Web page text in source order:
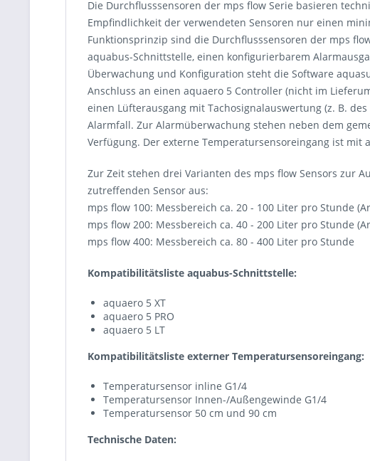
Die Durchflusssensoren der mps flow Serie basieren
Empfindlichkeit der verwendeten Sensoren nur einen
Funktionsprinzip sind die Durchflusssensoren der mps
aquabus-Schnittstelle, einen konfigurierbarem
Überwachung und Konfiguration steht die Software
Anschluss an einen aquaero 5 Controller (nicht im
einen Lüfterausgang mit Tachosignalauswertung (z. B.
Alarmfall. Zur Alarmüberwachung stehen neben dem
Verfügung. Der externe Temperatursensoreingang ist
Zur Zeit stehen drei Varianten des mps flow Sensors zur
zutreffenden Sensor aus:
mps flow 100: Messbereich ca. 20 - 100 Liter pro Stunde
mps flow 200: Messbereich ca. 40 - 200 Liter pro Stunde
mps flow 400: Messbereich ca. 80 - 400 Liter pro Stunde
Kompatibilitätsliste aquabus-Schnittstelle:
aquaero 5 XT
aquaero 5 PRO
aquaero 5 LT
Kompatibilitätsliste externer Temperatursensoreingang:
Temperatursensor inline G1/4
Temperatursensor Innen-/Außengewinde G1/4
Temperatursensor 50 cm und 90 cm
Technische Daten: